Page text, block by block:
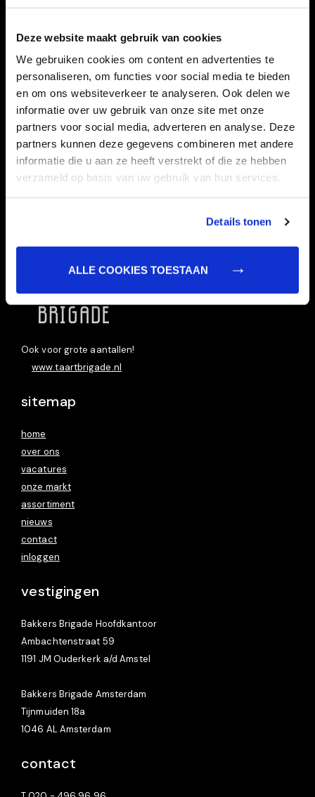
Deze website maakt gebruik van cookies
We gebruiken cookies om content en advertenties te
personaliseren, om functies voor social media te bieden
en om ons websiteverkeer te analyseren. Ook delen we
informatie over uw gebruik van onze site met onze
partners voor social media, adverteren en analyse. Deze
partners kunnen deze gegevens combineren met andere
informatie die u aan ze heeft verstrekt of die ze hebben
verzameld op basis van uw gebruik van hun services.
Details tonen
ALLE COOKIES TOESTAAN
Taart bestellen doet u bij:
Ook voor grote aantallen!
www.taartbrigade.nl
sitemap
home
over ons
vacatures
onze markt
assortiment
nieuws
contact
inloggen
vestigingen
Bakkers Brigade Hoofdkantoor
Ambachtenstraat 59
1191 JM Ouderkerk a/d Amstel
Bakkers Brigade Amsterdam
Tijnmuiden 18a
1046 AL Amsterdam
contact